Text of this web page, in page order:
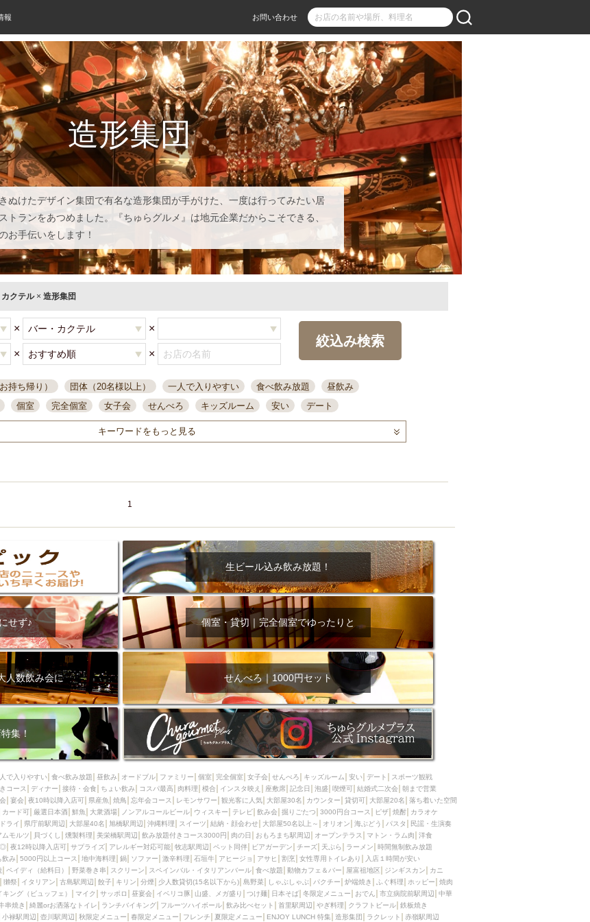
報 お問い合わせ
造形集団
ぬけたデザイン集団で有名な造形集団が手がけた、一度は行ってみたい居
トランをあつめました。『ちゅらグルメ』は地元企業だからこそできる、
お手伝いをします！
クテル× 造形集団
× ×
× ×
絞込み検索
持ち帰り） 団体（20名様以上） 一人で入りやすい 食べ飲み放題
昼飲み
個室 完全個室 女子会 せんべろ キッズルーム 安い
デート
一人飲み 誕生日 大人数
コスパ最高 肉料理 模合 インスタ映え 座敷席 記念日 泡盛
喫煙可
焼鳥 忘年会コース レモンサワー 観光客に人気 大部屋30名
カウンター
4000円台コース
デリバリー 寿司 クリスマス 和食
クーポン
県庁前駅周辺 旭橋駅周辺 沖縄料理 スイーツ
結納・顔会わせ
ン 海ぶどう 民謡・生演奏 気軽に一杯
店内全面禁煙
プレミアムモルツ 貝づくし 燻製料理
美栄橋駅周辺
肉の日 おもろまち駅周辺 オープンテラス マトン・ラム肉
洋食
カレー チャージ無し 牡蠣 夜景・景色◎ 夜12時以降入店可
サプライズ
駅周辺 ペット同伴 ビアガーデン 天ぷら
時間無制飲み放題
沖縄そば 串揚げ バレンタイン 立ち飲み 5000円以上コース 地中海料理
鍋
垣牛 アヒージョ アサヒ 割烹 女性専用トイレあり
入店１時間が安い
ャルディナー ホルモン(もつ) 炭火焼 ペイディ（給料日）
野菜巻き串
・イタリアンバール 食べ放題 動物カフェ＆バー 屋富祖地区
ジンギスカン
安里駅周辺 アジア・エスニック 熱燗 生け簀 獺祭 イタリアン
古島駅周辺
少人数貸切(15名以下から) しゃぶしゃぶ パクチー 炉端焼き
ふぐ料理
ラン エビスビール ウェディング 58KACHA-SEA
バイキング（ビュッフェ）
会 イベリコ豚 山盛、メガ盛り つけ麺 日本そば 冬限定メニュー
おでん
お好み焼き・もんじゃ オーガニック プレミアムフライデー
牛串焼き
ンチバイキング フルーツハイボール 飲み比べセット 首里駅周辺
やぎ料理
幹事様特典 おばんざい チーズタッカルビ 奥武山公園駅周辺
小禄駅周辺
ー 春限定メニュー フレンチ 夏限定メニュー ENJOY LUNCH 特集
造形集団
シードル 那覇空港駅周辺 儀保駅周辺
キーワードをもっと見る
1
生ビール込み飲み放題！
せず♪ 個室・貸切｜完全個室でゆったりと
人数飲み会に せんべろ｜1000円セット
集！
で入りやすい 食べ飲み放題 昼飲み オードブル ファミリー 個室 完全個室 女子会 せんべろ キッズルーム 安い デート
スポーツ観戦
コース ディナー 接待・会食 ちょい飲み コスパ最高 肉料理 模合 インスタ映え 座敷席 記念日 泡盛 喫煙可 結婚式二次会 朝まで営業
宴会 夜10時以降入店可 県産魚 焼鳥 忘年会コース レモンサワー 観光客に人気 大部屋30名 カウンター 貸切可 大部屋20名
落ち着いた空間
カード可 厳選日本酒 鮮魚 大衆酒場 ノンアルコールビール ウィスキー テレビ 飲み会 掘りごたつ 3000円台コース ピザ 焼酎
カラオケ
ライ 県庁前駅周辺 大部屋40名 旭橋駅周辺 沖縄料理 スイーツ 結納・顔会わせ 大部屋50名以上～ オリオン 海ぶどう パスタ
民謡・生演奏
ムモルツ 貝づくし 燻製料理 美栄橋駅周辺 飲み放題付きコース3000円 肉の日 おもろまち駅周辺 オープンテラス マトン・ラム肉
洋食
◎ 夜12時以降入店可 サプライズ アレルギー対応可能 牧志駅周辺 ペット同伴 ビアガーデン チーズ 天ぷら ラーメン
時間無制飲み放題
飲み 5000円以上コース 地中海料理 鍋 ソファー 激辛料理 石垣牛 アヒージョ アサヒ 割烹 女性専用トイレあり
入店１時間が安い
ペイディ（給料日） 野菜巻き串 スクリーン スペインバル・イタリアンバール 食べ放題 動物カフェ＆バー 屋富祖地区 ジンギスカン
カニ
獺祭 イタリアン 古島駅周辺 餃子 キリン 分煙 少人数貸切(15名以下から) 島野菜 しゃぶしゃぶ パクチー 炉端焼き ふぐ料理 ホッピー
焼肉
キング（ビュッフェ） マイク サッポロ 昼宴会 イベリコ豚 山盛、メガ盛り つけ麺 日本そば 冬限定メニュー おでん 市立病院前駅周辺
中華
串焼き 綺麗orお洒落なトイレ ランチバイキング フルーツハイボール 飲み比べセット 首里駅周辺 やぎ料理 クラフトビール 鉄板焼き
小禄駅周辺 壺川駅周辺 秋限定メニュー 春限定メニュー フレンチ 夏限定メニュー ENJOY LUNCH 特集 造形集団 ラクレット 赤嶺駅周辺